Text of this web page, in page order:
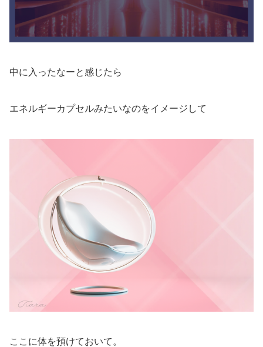
中に入ったなーと感じたら
エネルギーカプセルみたいなのをイメージして
ここに体を預けておいて。